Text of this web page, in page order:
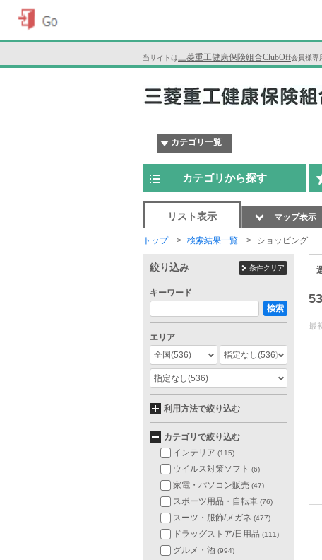
当サイトは三菱重工健康保険組合ClubOff会員様専
カテゴリ一覧
カテゴリから探す
リスト表示 マップ表示
トップ 検索結果一覧 ショッピング
最
絞り込み 条件クリア
キーワード
検索
エリア
全国(536) 指定なし(536)
指定なし(536)
利用方法で絞り込む
カテゴリで絞り込む
インテリア (115)
ウイルス対策ソフト (6)
家電・パソコン販売 (47)
スポーツ用品・自転車 (76)
スーツ・服飾/メガネ (477)
ドラッグストア/日用品 (111)
グルメ・酒 (994)